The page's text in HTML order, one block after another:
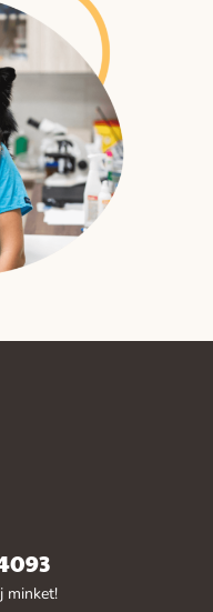
minket!